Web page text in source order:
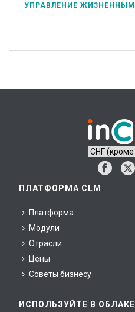
ПЛАТФОРМА CLM
Платформа
Модули
Отрасли
Цены
Советы бизнесу
ИСПОЛЬЗУЙТЕ В ОБЛАКЕ